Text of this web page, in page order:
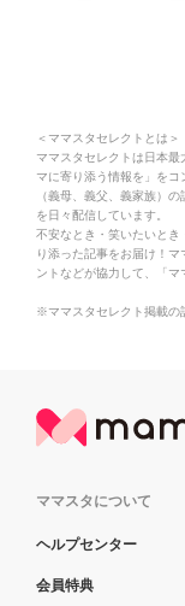
＜ママスタセレクトとは＞
ママスタセレクトは日本
マに寄り添う情報を」を
（義母、義父、義家族）
を日々配信しています。
不安なとき・笑いたいと
り添った記事をお届け！
ントなどが協力して、「マ
※ママスタセレクト掲載の
ママスタについて
ヘルプセンター
会員特典